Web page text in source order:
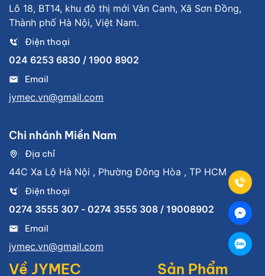
Lô 18, BT14, khu đô thị mới Vân Canh, Xã Sơn Đồng,
Thành phố Hà Nội, Việt Nam.
Điện thoại
024 6253 6830 / 1900 8902
Email
jymec.vn@gmail.com
Chi nhánh Miền Nam
Địa chỉ
44C Xa Lộ Hà Nội , Phường Đông Hòa , TP HCM
Điện thoại
0274 3555 307 - 0274 3555 308 / 19008902
Email
jymec.vn@gmail.com
Về JYMEC Sản Phẩm